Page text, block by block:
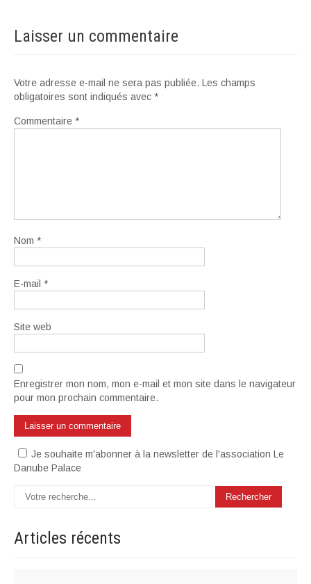
Laisser un commentaire
Votre adresse e-mail ne sera pas publiée. Les champs
obligatoires sont indiqués avec *
Commentaire *
Nom *
E-mail *
Site web
Enregistrer mon nom, mon e-mail et mon site dans le navigateur
pour mon prochain commentaire.
Je souhaite m'abonner à la newsletter de l'association Le
Danube Palace
Articles récents